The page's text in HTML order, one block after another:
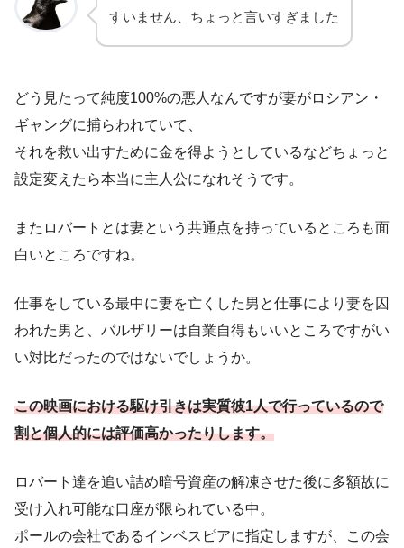
すいません、ちょっと言いすぎました
どう見たって純度100%の悪人なんですが妻がロシアン・
ギャングに捕らわれていて、
それを救い出すために金を得ようとしているなどちょっと
設定変えたら本当に主人公になれそうです。
またロバートとは妻という共通点を持っているところも面
白いところですね。
仕事をしている最中に妻を亡くした男と仕事により妻を囚
われた男と、バルザリーは自業自得もいいところですがい
い対比だったのではないでしょうか。
この映画における駆け引きは実質彼1人で行っているので
割と個人的には評価高かったりします。
ロバート達を追い詰め暗号資産の解凍させた後に多額故に
受け入れ可能な口座が限られている中。
ポールの会社であるインベスピアに指定しますが、この会